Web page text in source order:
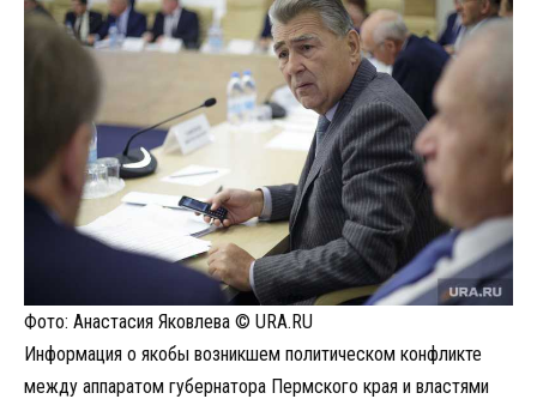
Фото: Анастасия Яковлева © URA.RU
Информация о якобы возникшем политическом конфликте
между аппаратом губернатора Пермского края и властями